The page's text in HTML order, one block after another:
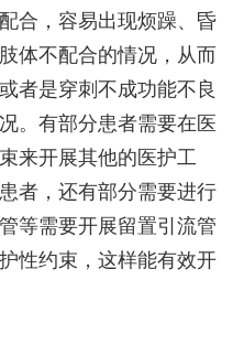
合，容易出现烦躁、昏
体不配合的情况，从而
者是穿刺不成功能不良
。有部分患者需要在医
来开展其他的医护工
者，还有部分需要进行
等需要开展留置引流管
性约束，这样能有效开